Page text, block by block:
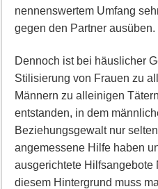
nennenswertem Umfang
gegen den Partner ausüben.
Dennoch ist bei häuslicher
Stilisierung von Frauen zu
Männern zu alleinigen
entstanden, in dem
Beziehungsgewalt nur
angemessene Hilfe haben
ausgerichtete Hilfsangebote
diesem Hintergrund muss